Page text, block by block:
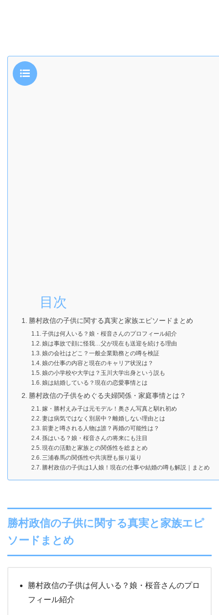
目次
勝村政信の子供に関する真実と家族エピソードまとめ
子供は何人いる？娘・桜音さんのプロフィール紹介
娘は事故で顔に怪我…父が現在も送迎を続ける理由
娘の会社はどこ？一般企業勤務との噂を検証
娘の仕事の内容と現在のキャリア状況は？
娘の小学校や大学は？玉川大学出身という説も
娘は結婚している？現在の恋愛事情とは
勝村政信の子供をめぐる夫婦関係・家庭事情とは？
嫁・勝村えみ子は元モデル！奥さん写真と馴れ初め
妻は病気ではなく別居中？離婚しない理由とは
前妻と噂される人物は誰？再婚の可能性は？
孫はいる？娘・桜音さんの将来にも注目
現在の活動と家族との関係性を総まとめ
三浦春馬の関係性や共演歴も振り返り
勝村政信の子供は1人娘！現在の仕事や結婚の噂も解説｜まとめ
勝村政信の子供に関する真実と家族エピ
ソードまとめ
勝村政信の子供は何人いる？娘・桜音さんのプロ
フィール紹介